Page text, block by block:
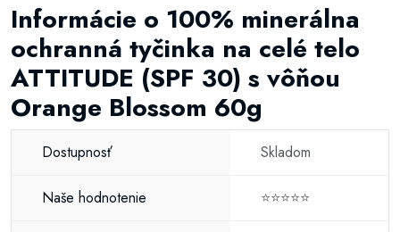
Informácie o 100% minerálna
ochranná tyčinka na celé telo
ATTITUDE (SPF 30) s vôňou
Orange Blossom 60g
Dostupnosť Skladom
Naše hodnotenie ⭐⭐⭐⭐⭐